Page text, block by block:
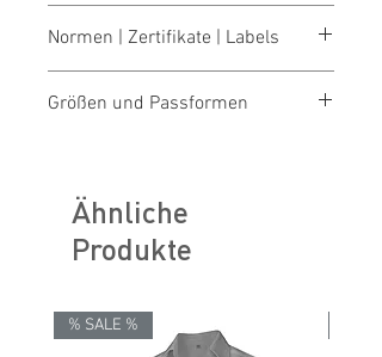
bei 95°
bleichen nicht erlaubt
trocknen 1 Pkt. (niedrige Temp.)
Normen | Zertifikate | Labels
Fear Wear
Größen und Passformen
Ähnliche
Produkte
% SALE %